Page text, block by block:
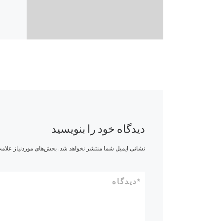
دیدگاه خود را بنویسید
نشانی ایمیل شما منتشر نخواهد شد. بخش‌های موردنیاز
دیدگاه*